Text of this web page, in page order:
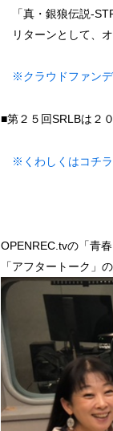
「真・銀狼伝説-
リターンとして、オ
※クラウドファン
■第２５回SRLBは２
※くわしくはコチラ
OPENREC.tvの「青
「アフタートーク」